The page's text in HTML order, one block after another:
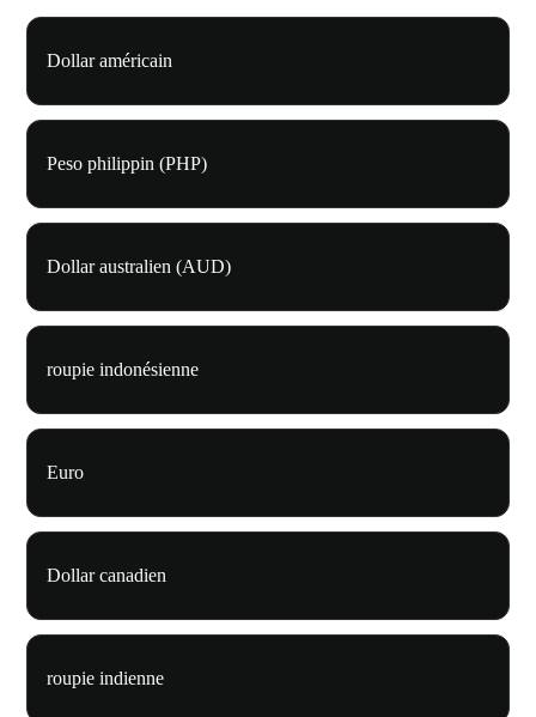
Dollar américain
Peso philippin (PHP)
Dollar australien (AUD)
roupie indonésienne
Euro
Dollar canadien
roupie indienne